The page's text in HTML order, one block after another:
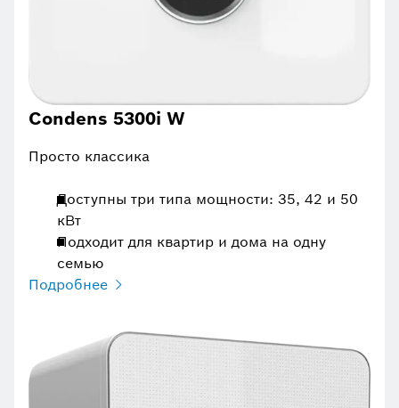
Condens 5300i W
Просто классика
Доступны три типа мощности: 35, 42 и 50
кВт
Подходит для квартир и дома на одну
семью
Подробнее